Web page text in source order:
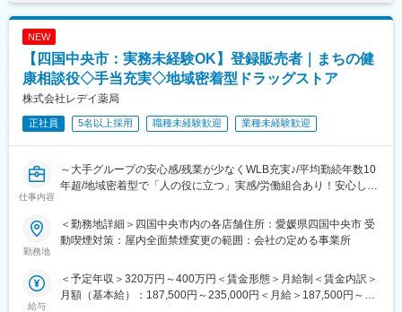
■安定した経営基盤のもと、長期的なキャリア形成が可能：
ツルハグループの一員として安定した基盤があり、腰を据えてキ
■労働組合があるので、安心して長く働ける仕組みがある：
職場での困りごとや意見を、労働組合を通じて会社に届けること
ができ、声を上げやすい環境があります。
＜数字で見るレデイ薬局＞
・男女比＝5：5
・平均勤続年数：10.9年
・月平均残業時間：8.7時間
変更の範囲：会社の定める業務
・スタッフのサポート業務
☆経験や適性に応じて、将来的にはスタッフの育成、
だく可能性があります。
＼仕事のやりがい／
レデイ薬局は、地域に密着したドラッグストアとして、
「健康相談ができる身近な存在」を目指しています。
◎日々の接客を通じてお客様から直接「ありがとう」をもらえる
◎将来的には店長として、店舗・人・地域をまとめる立場を目指
せる
です。
■現場から店舗運営まで段階的に成長できる環境：
レジ・商品管理などの基礎業務からスタートし、将来的には店長
NEW
【四国中央市：実務未経験OK】登録販売者｜まちの健
康相談役◇手当充実◇地域密着型ドラッグストア
株式会社レデイ薬局
正社員 5名以上採用 職種未経験歓迎 業種未経験歓迎
仕事内容
～大手グループの安心感/残業が少なくWLB充実♪/平均勤続年数10
年超/地域密着型で「人の役に立つ」実感/労働組合あり！安心して
■仕事内容：
まずは、レジ業務や商品管理などの基礎業務からスタートし、店
舗運営の基本を学んでいただきます。
勤務地
＜勤務地詳細＞四国中央市内の各店舗住所：愛媛県四国中央市 受
動喫煙対策：屋内全面禁煙変更の範囲：会社の定める事業所
給与
＜予定年収＞320万円～400万円＜賃金形態＞月給制＜賃金内訳＞
月額（基本給）：187,500円～235,000円＜月給＞187,500円～